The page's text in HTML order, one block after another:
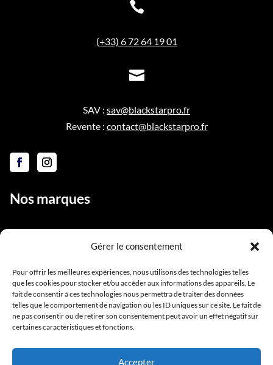
Gérer le consentement
Pour offrir les meilleures expériences, nous utilisons des technologies telles
que les cookies pour stocker et/ou accéder aux informations des appareils. Le
fait de consentir à ces technologies nous permettra de traiter des données
telles que le comportement de navigation ou les ID uniques sur ce site. Le fait de
ne pas consentir ou de retirer son consentement peut avoir un effet négatif sur
certaines caractéristiques et fonctions.
Accepter

(+33) 6 72 64 19 01

SAV : sav@blackstarpro.fr
Revente : contact@blackstarpro.fr
Nos marques
Notre équipe
Contact
Conditions générales de vente